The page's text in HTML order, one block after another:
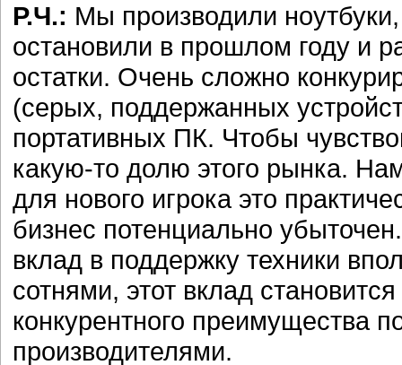
Р.Ч.: Мы производили
остановили в прошлом году и
остатки. Очень сложно
(серых, поддержанных
портативных ПК. Чтобы
какую-то долю этого рынка.
для нового игрока это
бизнес потенциально
вклад в поддержку техники
сотнями, этот вклад
конкурентного преимущества
производителями.